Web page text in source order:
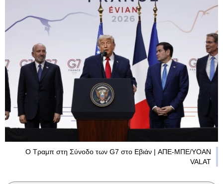
Ο Τραμπ στη Σύνοδο των G7 στο Εβιάν | AΠΕ-ΜΠΕ/YOAN
VALAT